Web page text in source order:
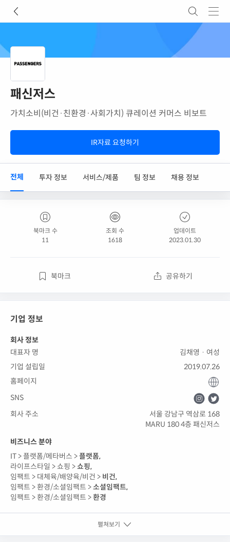
패신저스
가치소비(비건·친환경·사회가치) 큐레이션 커머스 비보트
IR자료 요청하기
전체 투자 정보 서비스/제품 팀 정보 채용 정보
북마크 수
11
조회 수
1618
업데이트
2023.01.30
북마크 공유하기
기업 정보
회사 정보
대표자 명
김채영 · 여성
기업 설립일
2019.07.26
홈페이지
SNS
회사 주소
서울 강남구 역삼로 168
MARU 180 4층 패신저스
비즈니스 분야
IT >플랫폼/메타버스 >플랫폼,
라이프스타일 > 쇼핑 >쇼핑,
임팩트 > 대체육/배양육/비건 > 비건,
임팩트 >환경/소셜임팩트 >소셜임팩트,
임팩트 >환경/소셜임팩트 >환경
펼쳐보기